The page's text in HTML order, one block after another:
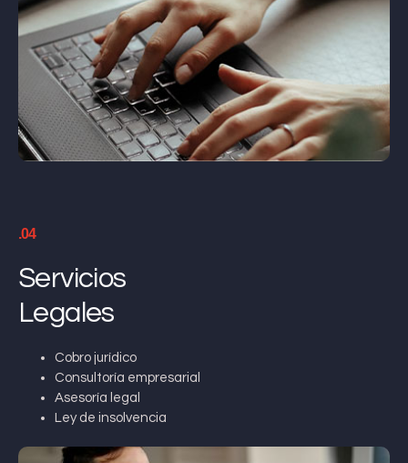
.04
Servicios
Legales
Cobro jurídico
Consultoría empresarial
Asesoría legal
Ley de insolvencia